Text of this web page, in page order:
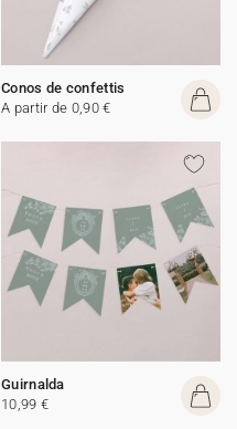
Conos de confettis
A partir de 0,90 €
Guirnalda
10,99 €